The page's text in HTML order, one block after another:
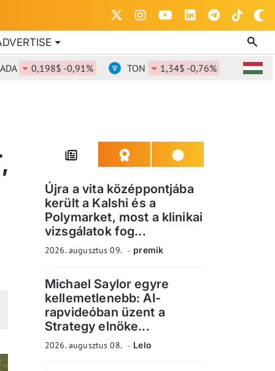
0,198$ -0,91% TON 1,34$ -0,76% DOT
Újra a vita középpontjába
került a Kalshi és a
Polymarket, most a klinikai
vizsgálatok fog...
2026. augusztus 09. premik
Michael Saylor egyre
kellemetlenebb: AI-
rapvideóban üzent a
Strategy elnöke...
2026. augusztus 08. Lelo